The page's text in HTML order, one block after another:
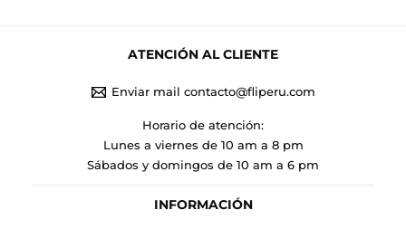
ATENCIÓN AL CLIENTE
Enviar mail contacto@fliperu.com
Horario de atención:
Lunes a viernes de 10 am a 8 pm
Sábados y domingos de 10 am a 6 pm
INFORMACIÓN